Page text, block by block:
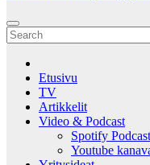
Etusivu
TV
Artikkelit
Video & Podcast
Spotify Podcast
Youtube